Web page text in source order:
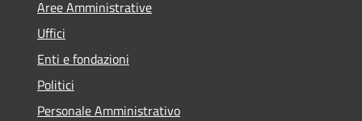
Aree Amministrative
Uffici
Enti e fondazioni
Politici
Personale Amministrativo